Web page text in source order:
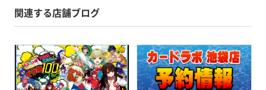
関連する店舗ブログ